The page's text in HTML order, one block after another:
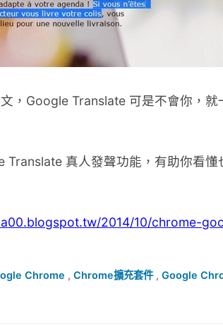
，Google Translate 可是不會你，就
Translate 真人發聲功能，有助你看懂
2014/10/chrome-
Chrome , Chrome擴充套件, Google